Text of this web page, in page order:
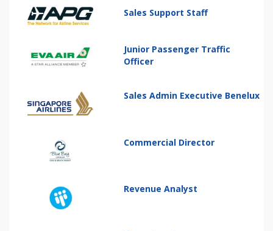
Sales Support Staff
Junior Passenger Traffic
Officer
Sales Admin Executive Benelux
Commercial Director
Revenue Analyst